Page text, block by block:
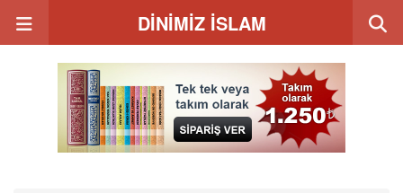
DİNİMİZ İSLAM